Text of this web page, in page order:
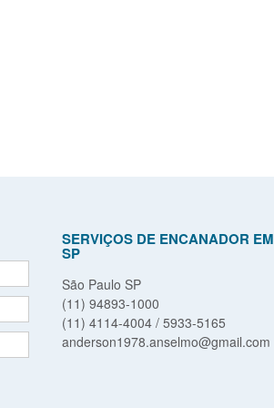
SERVIÇOS DE ENCANADOR EM
SP
São Paulo SP
(11) 94893-1000
(11) 4114-4004 / 5933-5165
anderson1978.anselmo@gmail.com